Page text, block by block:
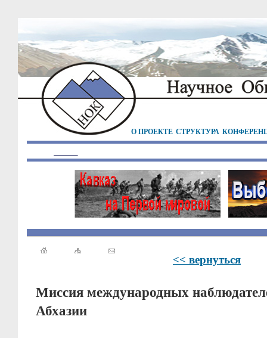
О ПРОЕКТЕ СТРУКТУРА
<< вернуться
Миссия международных
Абхазии